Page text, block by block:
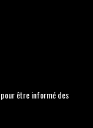
être informé des